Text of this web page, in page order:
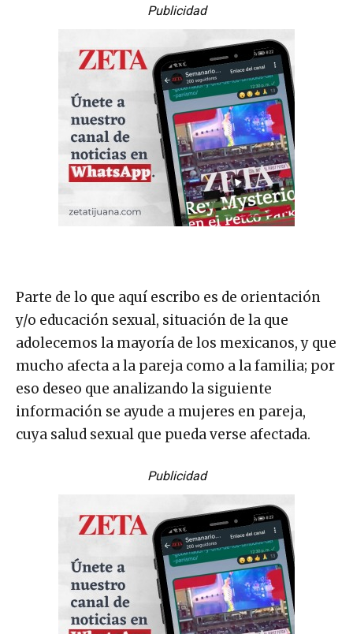
Publicidad
Parte de lo que aquí escribo es de orientación
y/o educación sexual, situación de la que
adolecemos la mayoría de los mexicanos, y que
mucho afecta a la pareja como a la familia; por
eso deseo que analizando la siguiente
información se ayude a mujeres en pareja,
cuya salud sexual que pueda verse afectada.
Publicidad